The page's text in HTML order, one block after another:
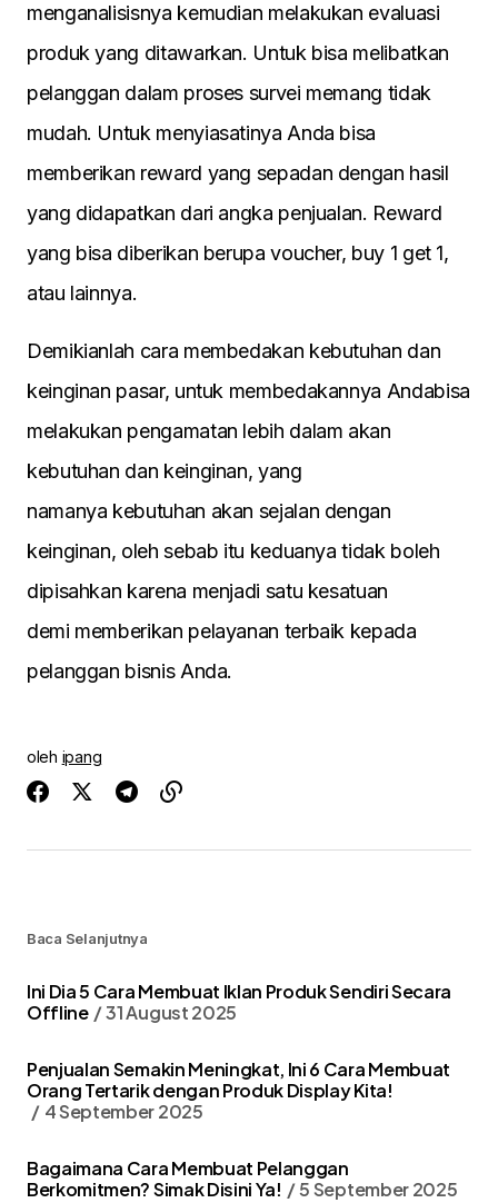
menganalisisnya kemudian melakukan evaluasi
produk yang ditawarkan. Untuk bisa melibatkan
pelanggan dalam proses survei memang tidak
mudah. Untuk menyiasatinya Anda bisa
memberikan reward yang sepadan dengan hasil
yang didapatkan dari angka penjualan. Reward
yang bisa diberikan berupa voucher, buy 1 get 1,
atau lainnya.
Demikianlah cara membedakan kebutuhan dan
keinginan pasar, untuk membedakannya Andabisa
melakukan pengamatan lebih dalam akan
kebutuhan dan keinginan, yang
namanya kebutuhan akan sejalan dengan
keinginan, oleh sebab itu keduanya tidak boleh
dipisahkan karena menjadi satu kesatuan
demi memberikan pelayanan terbaik kepada
pelanggan bisnis Anda.
oleh ipang
Baca Selanjutnya
Ini Dia 5 Cara Membuat Iklan Produk Sendiri Secara
Offline
31 August 2025
Penjualan Semakin Meningkat, Ini 6 Cara Membuat
Orang Tertarik dengan Produk Display Kita!
4 September 2025
Bagaimana Cara Membuat Pelanggan
Berkomitmen? Simak Disini Ya!
5 September 2025